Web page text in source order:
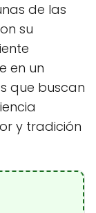
de las
su
en un
que buscan
y tradición